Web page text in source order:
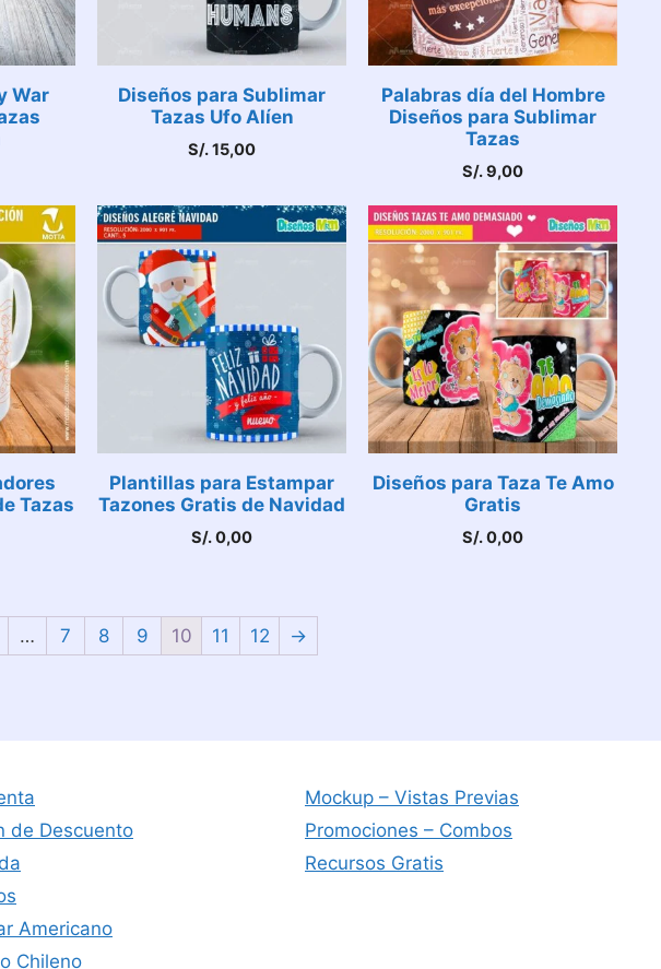
War
Diseños para Sublimar
Tazas Ufo Alíen
S/.15,00
Palabras día del Hombre
Diseños para Sublimar
Tazas
S/.9,00
Tazas
Plantillas para Estampar
Tazones Gratis de Navidad
S/.0,00
Diseños para Taza Te Amo
Gratis
S/.0,00
… 7 8 9 10 11 12 →
de Descuento
Americano
Chileno
Mockup – Vistas Previas
Promociones – Combos
Recursos Gratis